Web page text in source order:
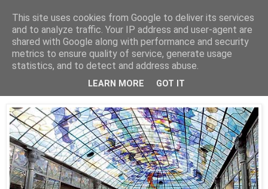
Está de pinga
15/9/16
Museo Casa de Lis (Salamanca)
This site uses cookies from Google to deliver its services
and to analyze traffic. Your IP address and user-agent are
shared with Google along with performance and security
metrics to ensure quality of service, generate usage
statistics, and to detect and address abuse.
LEARN MORE GOT IT